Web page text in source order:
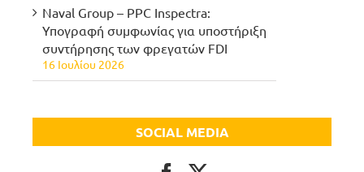
Naval Group – PPC Inspectra:
Υπογραφή συμφωνίας για υποστήριξη
συντήρησης των φρεγατών FDI
16 Ιουλίου 2026
SOCIAL MEDIA